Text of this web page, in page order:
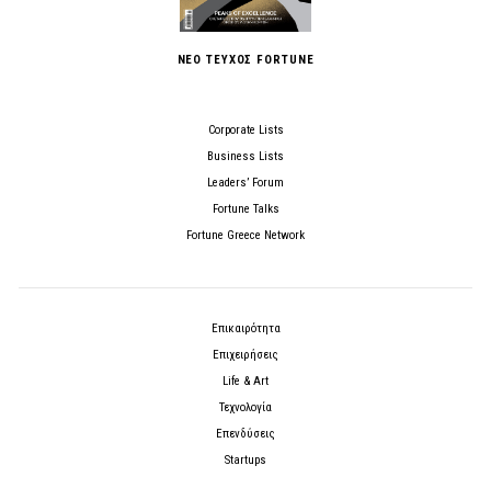
ΝΕΟ ΤΕΥΧΟΣ FORTUNE
Corporate Lists
Business Lists
Leaders’ Forum
Fortune Talks
Fortune Greece Network
Επικαιρότητα
Επιχειρήσεις
Life & Art
Τεχνολογία
Επενδύσεις
Startups